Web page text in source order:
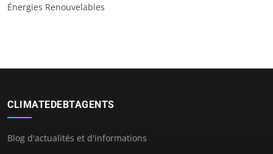
Énergies Renouvelables
CLIMATEDEBTAGENTS
Blog d'actualités et d'informations